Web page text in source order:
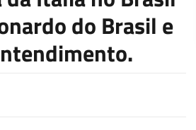
do Brasil e